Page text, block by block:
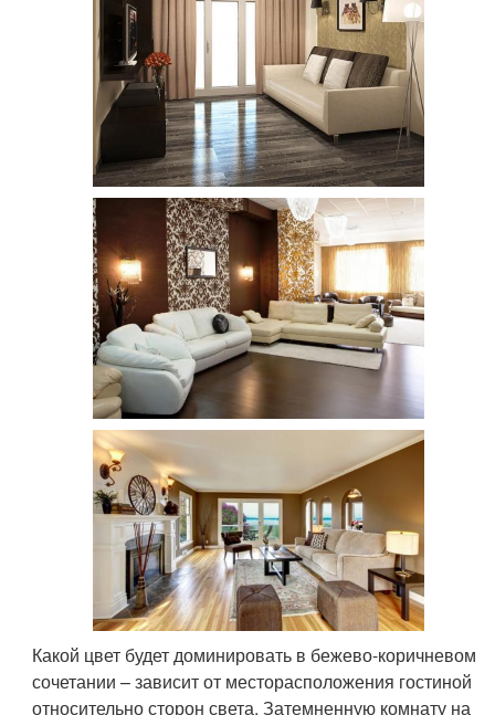
Какой цвет будет доминировать в бежево-коричневом
сочетании – зависит от месторасположения гостиной
относительно сторон света. Затемненную комнату на